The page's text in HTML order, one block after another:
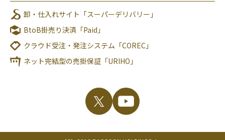
卸・仕入れサイト「スーパーデリバリー」
BtoB掛売り決済「Paid」
クラウド受注・発注システム「COREC」
ネット完結型の売掛保証「URIHO」